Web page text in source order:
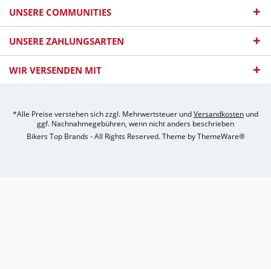
UNSERE COMMUNITIES
UNSERE ZAHLUNGSARTEN
WIR VERSENDEN MIT
*Alle Preise verstehen sich zzgl. Mehrwertsteuer undVersandkosten und
ggf. Nachnahmegebühren, wenn nicht anders beschrieben
Bikers Top Brands - All Rights Reserved. Theme byThemeWare®